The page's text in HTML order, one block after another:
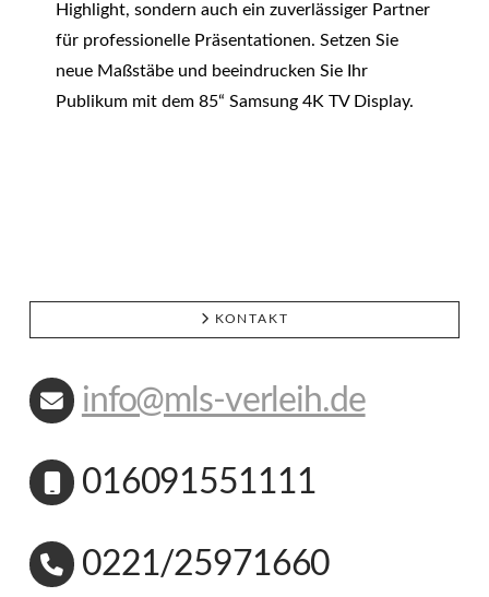
Highlight, sondern auch ein zuverlässiger Partner
für professionelle Präsentationen. Setzen Sie
neue Maßstäbe und beeindrucken Sie Ihr
Publikum mit dem 85“ Samsung 4K TV Display.
KONTAKT
info@mls-verleih.de
016091551111
0221/25971660